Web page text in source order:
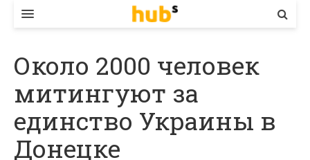
ЕКОНОМІКА
БІЗНЕС
СТАРТЕР
КОНТАКТИ
Около 2000 человек
митингуют за
единство Украины в
Донецке